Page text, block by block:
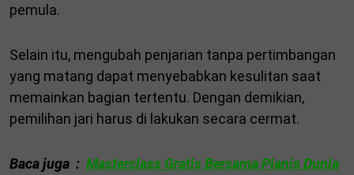
pemula.
Selain itu, mengubah penjarian tanpa pertimbangan
yang matang dapat menyebabkan kesulitan saat
memainkan bagian tertentu. Dengan demikian,
pemilihan jari harus di lakukan secara cermat.
Baca juga : Masterclass Gratis Bersama Pianis Dunia